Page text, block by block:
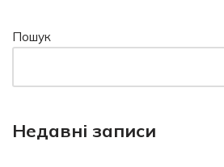
Пошук
Недавні записи